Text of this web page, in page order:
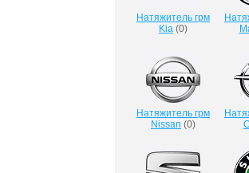
Натяжитель грм
Kia (0)
Натяжитель грм
Nissan (0)